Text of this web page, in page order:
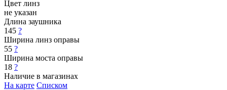
Цвет линз
не указан
Длина заушника
145 ?
Ширина линз оправы
55 ?
Ширина моста оправы
18 ?
Наличие в магазинах
На карте Списком